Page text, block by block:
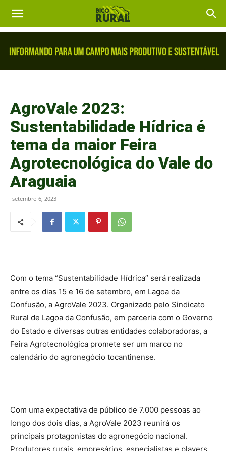
AgroVale 2023:
Sustentabilidade Hídrica é
tema da maior Feira
Agrotecnológica do Vale do
Araguaia
setembro 6, 2023
Com o tema “Sustentabilidade Hídrica” será realizada
entre os dias 15 e 16 de setembro, em Lagoa da
Confusão, a AgroVale 2023. Organizado pelo Sindicato
Rural de Lagoa da Confusão, em parceria com o Governo
do Estado e diversas outras entidades colaboradoras, a
Feira Agrotecnológica promete ser um marco no
calendário do agronegócio tocantinense.
Com uma expectativa de público de 7.000 pessoas ao
longo dos dois dias, a AgroVale 2023 reunirá os
principais protagonistas do agronegócio nacional.